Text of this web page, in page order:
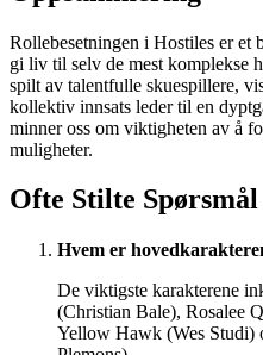
Rollebesetningen i Hostiles er et
gi liv til selv de mest komplekse
spilt av talentfulle skuespillere,
kollektiv innsats leder til en
minner oss om viktigheten av å
muligheter.
Ofte Stilte Spørsmål
Hvem er
De viktigste karakterene
(Christian Bale), Rosalee
Yellow Hawk (Wes Studi)